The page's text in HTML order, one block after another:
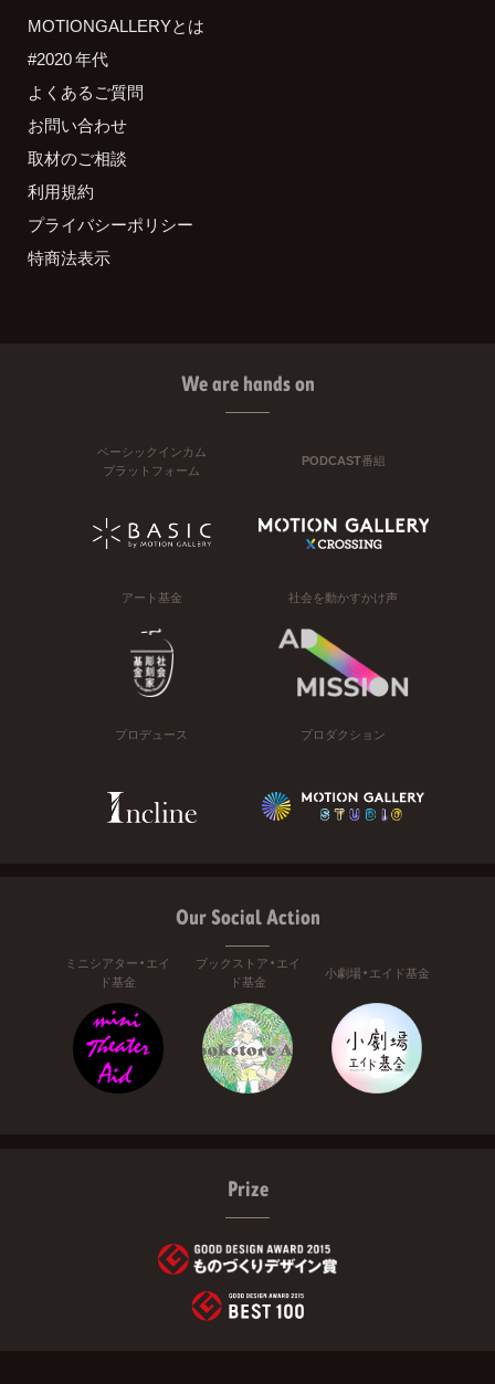
MOTIONGALLERYとは
#2020 年代
よくあるご質問
お問い合わせ
取材のご相談
利用規約
プライバシーポリシー
特商法表示
We are hands on
ベーシックインカム
プラットフォーム
PODCAST番組
アート基金 社会を動かすかけ声
プロデュース プロダクション
Our Social Action
ミニシアター・エイ
ド基金
ブックストア・エイ
ド基金
小劇場・エイド基金
Prize